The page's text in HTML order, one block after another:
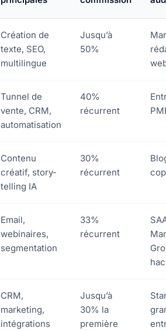
Création de
texte, SEO,
multilingue
Jusqu’à
50%
Tunnel de
vente, CRM,
automatisation
40%
récurrent
Contenu
créatif, story-
telling IA
30%
récurrent
Email,
webinaires,
segmentation
33%
récurrent
CRM,
marketing,
intégrations
Jusqu’à
30% la
première